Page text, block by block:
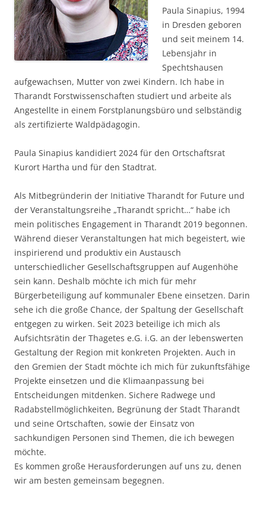
Paula Sinapius, 1994
in Dresden geboren
und seit meinem 14.
Lebensjahr in
Spechtshausen
aufgewachsen, Mutter von zwei Kindern. Ich habe in
Tharandt Forstwissenschaften studiert und arbeite als
Angestellte in einem Forstplanungsbüro und selbständig
als zertifizierte Waldpädagogin.
Paula Sinapius kandidiert 2024 für den Ortschaftsrat
Kurort Hartha und für den Stadtrat.
Als Mitbegründerin der Initiative Tharandt for Future und
der Veranstaltungsreihe „Tharandt spricht…“ habe ich
mein politisches Engagement in Tharandt 2019 begonnen.
Während dieser Veranstaltungen hat mich begeistert, wie
inspirierend und produktiv ein Austausch
unterschiedlicher Gesellschaftsgruppen auf Augenhöhe
sein kann. Deshalb möchte ich mich für mehr
Bürgerbeteiligung auf kommunaler Ebene einsetzen. Darin
sehe ich die große Chance, der Spaltung der Gesellschaft
entgegen zu wirken. Seit 2023 beteilige ich mich als
Aufsichtsrätin der Thagetes e.G. i.G. an der lebenswerten
Gestaltung der Region mit konkreten Projekten. Auch in
den Gremien der Stadt möchte ich mich für zukunftsfähige
Projekte einsetzen und die Klimaanpassung bei
Entscheidungen mitdenken. Sichere Radwege und
Radabstellmöglichkeiten, Begrünung der Stadt Tharandt
und seine Ortschaften, sowie der Einsatz von
sachkundigen Personen sind Themen, die ich bewegen
möchte.
Es kommen große Herausforderungen auf uns zu, denen
wir am besten gemeinsam begegnen.